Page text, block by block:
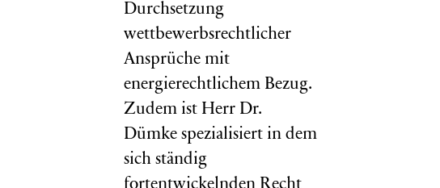
Durchsetzung
wettbewerbsrechtlicher
Ansprüche mit
energierechtlichem Bezug.
Zudem ist Herr Dr.
Dümke spezialisiert in dem
sich ständig